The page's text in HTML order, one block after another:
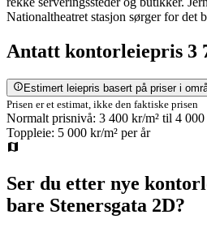
Nationaltheatret stasjon sørger for det
Antatt kontorleiepris 3
Estimert leiepris basert på priser i
Prisen er et estimat, ikke den faktiske prisen
Normalt prisnivå: 3 400 kr/m² til 4 000
Toppleie: 5 000 kr/m² per år
Ser du etter nye
bare Stenersgata 2D?